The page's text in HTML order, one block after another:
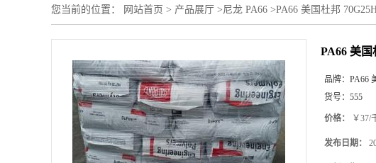
您当前的位置： 网站首页 > 产品展厅 >尼龙 PA66 >PA66 美国杜邦
PA66 美
品牌： PA66
货号： 555
价格： ￥37/
发布日期：